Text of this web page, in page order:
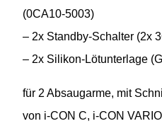
(0CA10-5003)
– 2x Standby-Schalter (2x
– 2x Silikon-Lötunterlage
für 2 Absaugarme, mit
von i-CON C, i-CON VARIO